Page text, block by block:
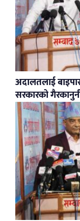
अदालतलाई
सरकारको